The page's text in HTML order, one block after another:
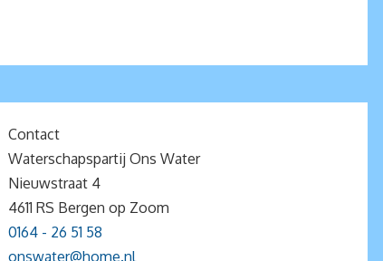
Contact
Waterschapspartij Ons Water
Nieuwstraat 4
4611 RS Bergen op Zoom
0164 - 26 51 58
onswater@home.nl